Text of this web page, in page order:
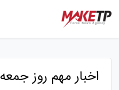
اخبار مهم روز جمعه 10 جولای (2)